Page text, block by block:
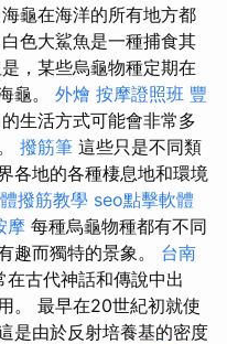
龜在海洋的所有地方都
色大鯊魚是一種捕食其
，某些烏龜物種定期在
龜。 外燴 按摩證照班 豐
生活方式可能會非常多
撥筋筆 這些只是不同類
各地的各種棲息地和環境
撥筋教學 seo點擊軟體
摩 每種烏龜物種都有不同
趣而獨特的景象。 台南
在古代神話和傳說中出
。 最早在20世紀初就使
是由於反射培養基的密度